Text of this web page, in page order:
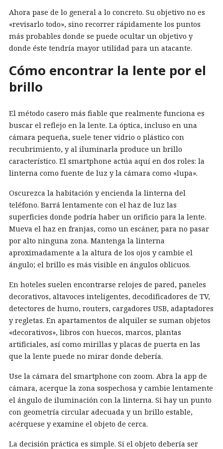
Ahora pase de lo general a lo concreto. Su objetivo no es
«revisarlo todo», sino recorrer rápidamente los puntos
más probables donde se puede ocultar un objetivo y
donde éste tendría mayor utilidad para un atacante.
Cómo encontrar la lente por el
brillo
El método casero más fiable que realmente funciona es
buscar el reflejo en la lente. La óptica, incluso en una
cámara pequeña, suele tener vidrio o plástico con
recubrimiento, y al iluminarla produce un brillo
característico. El smartphone actúa aquí en dos roles: la
linterna como fuente de luz y la cámara como «lupa».
Oscurezca la habitación y encienda la linterna del
teléfono. Barrá lentamente con el haz de luz las
superficies donde podría haber un orificio para la lente.
Mueva el haz en franjas, como un escáner, para no pasar
por alto ninguna zona. Mantenga la linterna
aproximadamente a la altura de los ojos y cambie el
ángulo; el brillo es más visible en ángulos oblicuos.
En hoteles suelen encontrarse relojes de pared, paneles
decorativos, altavoces inteligentes, decodificadores de TV,
detectores de humo, routers, cargadores USB, adaptadores
y regletas. En apartamentos de alquiler se suman objetos
«decorativos», libros con huecos, marcos, plantas
artificiales, así como mirillas y placas de puerta en las
que la lente puede no mirar donde debería.
Use la cámara del smartphone con zoom. Abra la app de
cámara, acerque la zona sospechosa y cambie lentamente
el ángulo de iluminación con la linterna. Si hay un punto
con geometría circular adecuada y un brillo estable,
acérquese y examine el objeto de cerca.
La decisión práctica es simple. Si el objeto debería ser